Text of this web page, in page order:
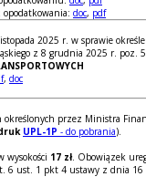
doc, pdf
2025 r. w sprawie
z 8 grudnia 2025 r. poz.
, doc
określonych przez Ministra
UPL-1P - do pobrania).
wysokości 17 zł. Obowiązek
6 ust. 1 pkt 4 ustawy z dnia 16